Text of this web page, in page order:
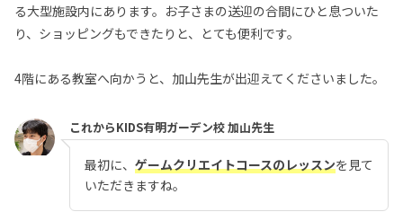
る大型施設内にあります。お子さまの送迎の合間にひと息ついた
り、ショッピングもできたりと、とても便利です。
4階にある教室へ向かうと、加山先生が出迎えてくださいました。
これからKIDS有明ガーデン校 加山先生
最初に、 ゲームクリエイトコースのレッスンを見て
いただきますね。